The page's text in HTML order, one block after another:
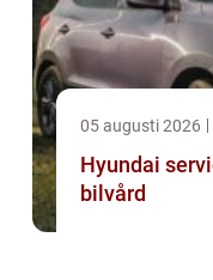
05 augusti 2026
Hyundai
bilvård